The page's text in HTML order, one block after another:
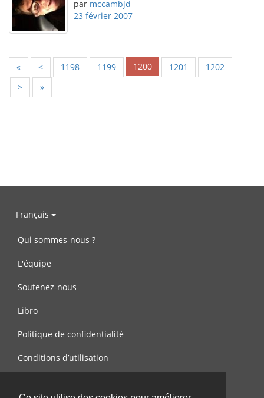
par mccambjd
23 février 2007
« < 1198 1199 1200 1201
1202
>
»
Français
Qui sommes-nous ?
L'équipe
Soutenez-nous
Libro
Politique de confidentialité
Conditions d’utilisation